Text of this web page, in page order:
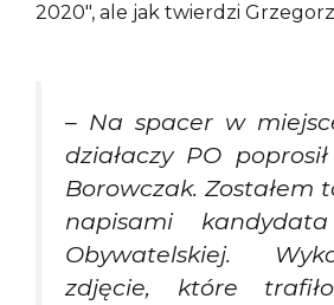
2020″, ale jak twierdzi
– Na spacer w
działaczy PO
Borowczak. Zostałem
napisami
Obywatelskiej.
zdjęcie, które